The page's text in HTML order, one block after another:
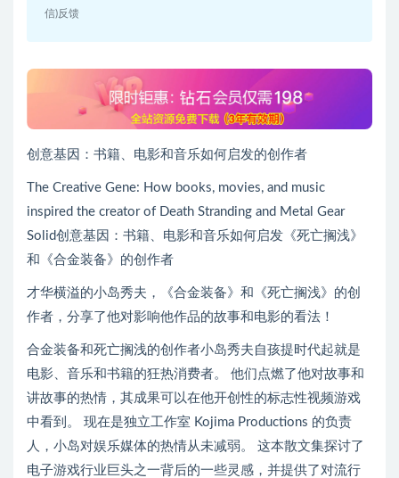
信)反馈
创意基因：书籍、电影和音乐如何启发的创作者
The Creative Gene: How books, movies, and music
inspired the creator of Death Stranding and Metal Gear
Solid创意基因：书籍、电影和音乐如何启发《死亡搁浅》
和《合金装备》的创作者
才华横溢的小岛秀夫，《合金装备》和《死亡搁浅》的创
作者，分享了他对影响他作品的故事和电影的看法！
合金装备和死亡搁浅的创作者小岛秀夫自孩提时代起就是
电影、音乐和书籍的狂热消费者。 他们点燃了他对故事和
讲故事的热情，其成果可以在他开创性的标志性视频游戏
中看到。 现在是独立工作室 Kojima Productions 的负责
人，小岛对娱乐媒体的热情从未减弱。 这本散文集探讨了
电子游戏行业巨头之一背后的一些灵感，并提供了对流行